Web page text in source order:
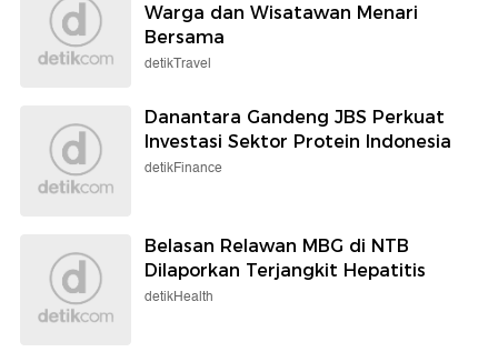
Warga dan Wisatawan Menari
Bersama
detikTravel
Danantara Gandeng JBS Perkuat
Investasi Sektor Protein Indonesia
detikFinance
Belasan Relawan MBG di NTB
Dilaporkan Terjangkit Hepatitis
detikHealth